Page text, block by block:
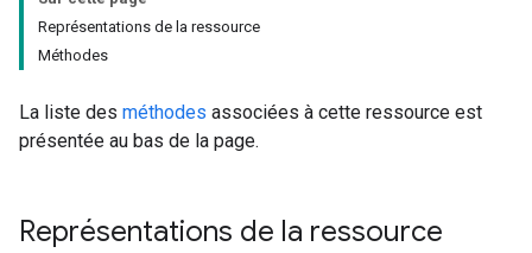
Représentations de la ressource
Méthodes
La liste des méthodes associées à cette ressource est
présentée au bas de la page.
Représentations de la ressource